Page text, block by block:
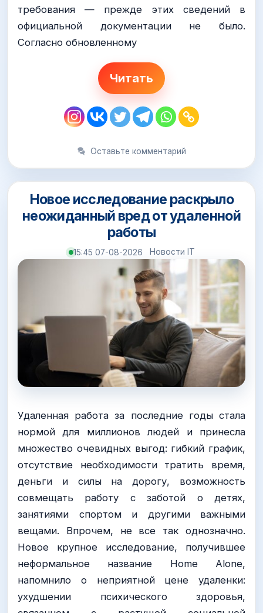
требования — прежде этих сведений в
официальной документации не было.
Согласно обновленному
Читать
Оставьте комментарий
Новое исследование раскрыло
неожиданный вред от удаленной
работы
15:45 07-08-2026 Новости IT
Удаленная работа за последние годы стала
нормой для миллионов людей и принесла
множество очевидных выгод: гибкий график,
отсутствие необходимости тратить время,
деньги и силы на дорогу, возможность
совмещать работу с заботой о детях,
занятиями спортом и другими важными
вещами. Впрочем, не все так однозначно.
Новое крупное исследование, получившее
неформальное название Home Alone,
напомнило о неприятной цене удаленки:
ухудшении психического здоровья,